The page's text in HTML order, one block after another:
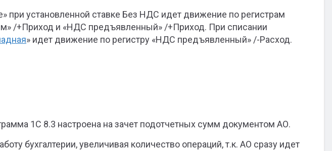
при установленной ставке Без НДС идет движение по регистрам
/+Приход и «НДС предъявленный» /+Приход. При списании
» идет движение по регистру «НДС предъявленный» /-Расход.
1С 8.3 настроена на зачет подотчетных сумм документом АО.
бухгалтерии, увеличивая количество операций, т.к. АО сразу идет